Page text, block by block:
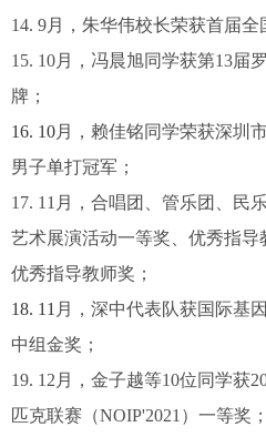
14. 9月，朱华伟校长荣获首届全
15. 10月，冯晨旭同学获第13届
牌；
16. 10月，赖佳铭同学荣获深圳
男子单打冠军；
17. 11月，合唱团、管乐团、民
艺术展演活动一等奖、优秀指导
优秀指导教师奖；
18. 11 月，深中代表队获国际基
中组金奖；
19. 12月，金子越等10位同学获
匹克联赛（NOIP'2021）一等奖；